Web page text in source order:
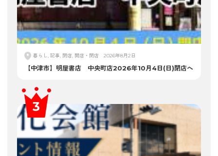
暮らし, 記事, 閉店, 開店・閉店 2026年8月2日
【中津市】明屋書店 中央町店2026年10月4日(日)閉店へ